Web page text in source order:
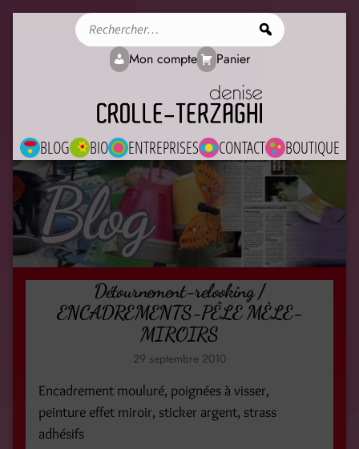
BLOG BIO ENTREPRISES CONTACT BOUTIQUE
Mon compte Panier
Blog
Détournement-relooking /
ENCADREMENTS-PÊLE MÈLE-
MIROIRS
29 septembre 2010
Encadrement mouluré, poignées à visser,
peinture effet miroir, sticker argent, strass
adhésifs